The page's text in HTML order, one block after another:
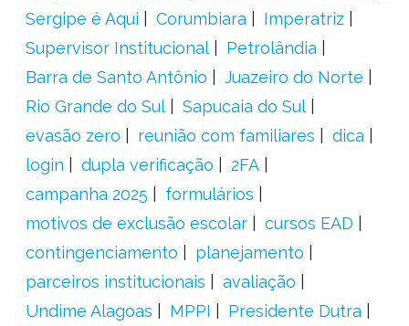
Sergipe é Aqui
Corumbiara
Imperatriz
Supervisor Institucional
Petrolândia
Barra de Santo Antônio
Juazeiro do Norte
Rio Grande do Sul
Sapucaia do Sul
evasão zero
reunião com familiares
dica
login
dupla verificação
2FA
campanha 2025
formulários
motivos de exclusão escolar
cursos EAD
contingenciamento
planejamento
parceiros institucionais
avaliação
Undime Alagoas
MPPI Presidente Dutra